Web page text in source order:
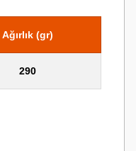
Ağırlık (gr)
290